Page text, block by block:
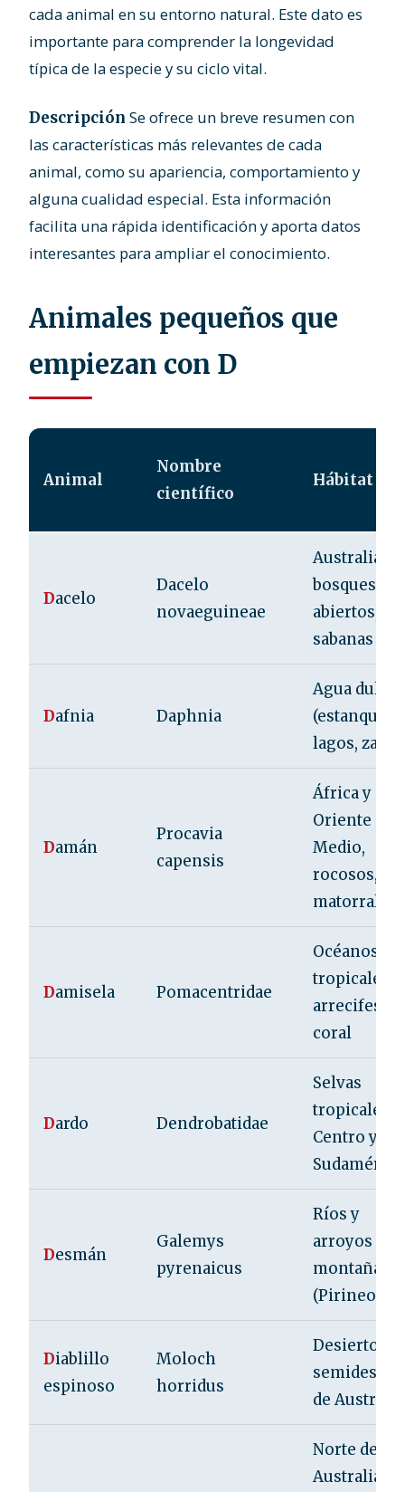
cada animal en su entorno natural. Este dato es
importante para comprender la longevidad
típica de la especie y su ciclo vital.
Descripción Se ofrece un breve resumen con
las características más relevantes de cada
animal, como su apariencia, comportamiento y
alguna cualidad especial. Esta información
facilita una rápida identificación y aporta datos
interesantes para ampliar el conocimiento.
Animales pequeños que
empiezan con D
Animal
Nombre
científico
Hábitat
Dacelo
Dacelo
novaeguineae
Australia,
bosques
abiertos,
sabanas
Dafnia Daphnia
Agua dulce
(estanques,
lagos,
Damán
Procavia
capensis
África y
Oriente
Medio,
rocosos,
matorrales
Damisela Pomacentridae
Océanos
tropicales,
arrecifes de
coral
Dardo Dendrobatidae
Selvas
tropicales
Centro y
Sudamérica
Desmán
Galemys
pyrenaicus
Ríos y
arroyos de
montaña
(Pirineos)
Diablillo
espinoso
Moloch
horridus
Desiertos y
de Australia
Norte de
Australia,